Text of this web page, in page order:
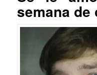
semana de